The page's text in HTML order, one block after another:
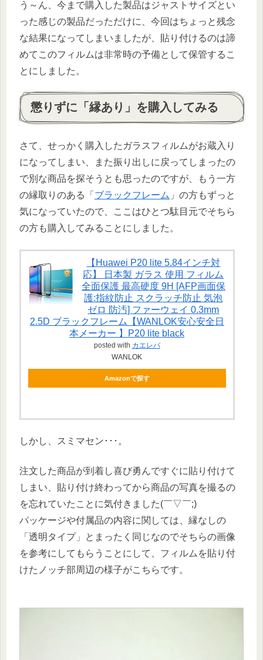
う～ん、今まで購入した製品はジャストサイズとい
った感じの製品だっただけに、今回はちょっと残念
な結果になってしまいましたが、貼り付けるのは諦
めてこのフィルムは非常時の予備として保管するこ
とにしました。
懲りずに「縁あり」を購入してみる
さて、せっかく購入したガラスフィルムがお蔵入り
になってしまい、また振り出しに戻ってしまったの
で別な商品を探そうとも思ったのですが、もう一方
の縁取りのある「 ブラックフレーム 」の方もずっと
気になっていたので、ここはひとつ駄目元でそちら
の方も購入してみることにしました。
【Huawei P20 lite 5.84インチ対
応】 日本製 ガラス 使用 フィルム
全面保護 最高硬度 9H [AFP画面保
護:指紋防止 スクラッチ防止 気泡
ゼロ 防汚] ファーウェイ 0.3mm
2.5D ブラックフレーム【WANLOK安心安全日
本メーカー 】P20 lite black
posted with カエレバ
WANLOK
Amazonで探す
しかし、スミマセン･･･。
注文した商品が到着し喜び勇んですぐに貼り付けて
しまい、貼り付け終わってから商品の写真を撮るの
を忘れていたことに気付きました(￣▽￣;)
パッケージや付属品の内容に関しては、縁なしの
「透明タイプ」とまったく同じなのでそちらの画像
を参考にしてもらうことにして、フィルムを貼り付
けたノッチ部周辺の様子がこちらです。